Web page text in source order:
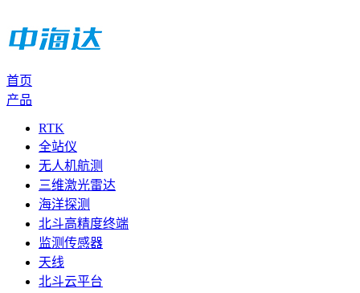
首页
产品
RTK
全站仪
无人机航测
三维激光雷达
海洋探测
北斗高精度终端
监测传感器
天线
北斗云平台